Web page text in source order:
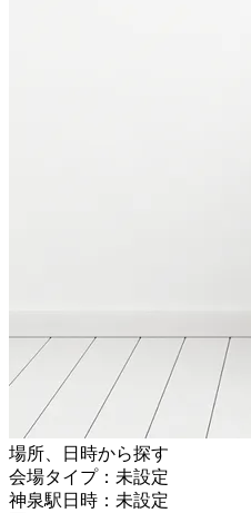
場所、日時から探す
会場タイプ：未設定
神泉駅日時：未設定